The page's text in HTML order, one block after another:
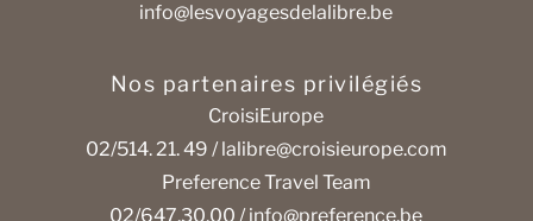
info@lesvoyagesdelalibre.be
Nos partenaires privilégiés
CroisiEurope
02/514. 21. 49 / lalibre@croisieurope.com
Preference Travel Team
02/647.30.00 /info@preference.be